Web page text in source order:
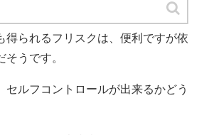
得られるフリスクは、便利ですが依
うです。
セルフコントロールが出来るかどう